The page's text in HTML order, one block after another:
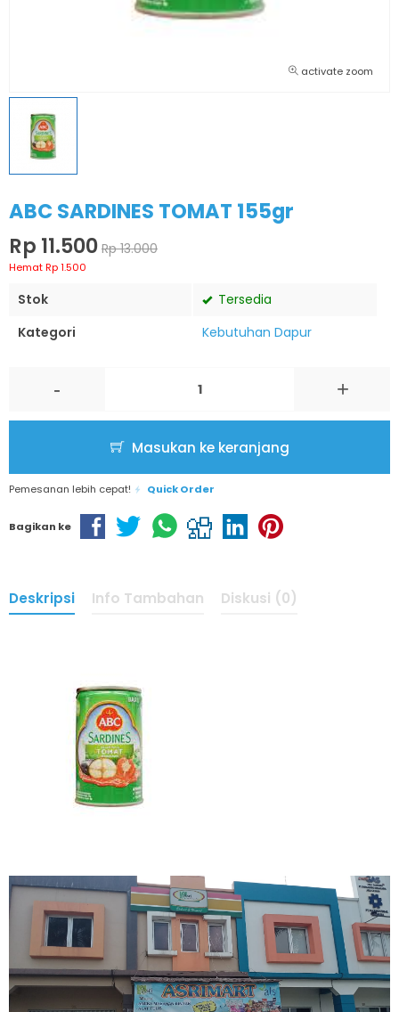
activate zoom
ABC SARDINES TOMAT 155gr
Rp 11.500 Rp 13.000
Hemat Rp 1.500
Stok
Tersedia
Kategori
Kebutuhan Dapur
- +
Masukan ke keranjang
Pemesanan lebih cepat! Quick Order
Bagikan ke
Deskripsi Info Tambahan Diskusi (0)